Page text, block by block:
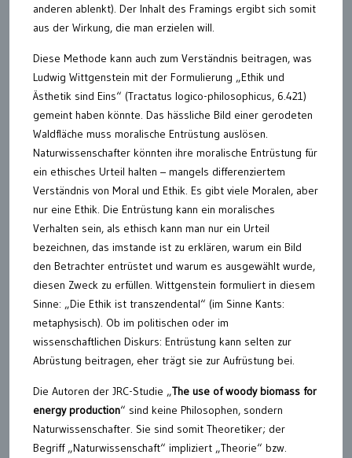
anderen ablenkt). Der Inhalt des Framings ergibt sich somit
aus der Wirkung, die man erzielen will.
Diese Methode kann auch zum Verständnis beitragen, was
Ludwig Wittgenstein mit der Formulierung „Ethik und
Ästhetik sind Eins“ (Tractatus logico-philosophicus, 6.421)
gemeint haben könnte. Das hässliche Bild einer gerodeten
Waldfläche muss moralische Entrüstung auslösen.
Naturwissenschafter könnten ihre moralische Entrüstung für
ein ethisches Urteil halten – mangels differenziertem
Verständnis von Moral und Ethik. Es gibt viele Moralen, aber
nur eine Ethik. Die Entrüstung kann ein moralisches
Verhalten sein, als ethisch kann man nur ein Urteil
bezeichnen, das imstande ist zu erklären, warum ein Bild
den Betrachter entrüstet und warum es ausgewählt wurde,
diesen Zweck zu erfüllen. Wittgenstein formuliert in diesem
Sinne: „Die Ethik ist transzendental“ (im Sinne Kants:
metaphysisch). Ob im politischen oder im
wissenschaftlichen Diskurs: Entrüstung kann selten zur
Abrüstung beitragen, eher trägt sie zur Aufrüstung bei.
Die Autoren der JRC-Studie „The use of woody biomass for
energy production“ sind keine Philosophen, sondern
Naturwissenschafter. Sie sind somit Theoretiker; der
Begriff „Naturwissenschaft“ impliziert „Theorie“ bzw.